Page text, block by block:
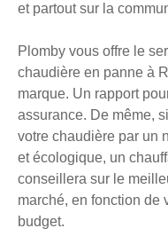
et partout sur la
Plomby vous offre le
chaudière en panne à
marque. Un rapport
assurance. De même,
votre chaudière par un
et écologique, un
conseillera sur le
marché, en fonction de
budget.